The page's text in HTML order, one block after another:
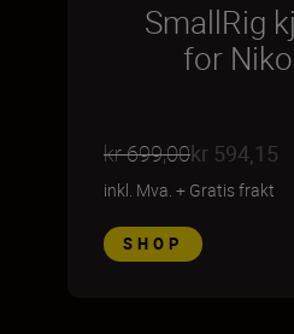
SmallRig
for
kr 699,00kr 594,15
inkl. Mva. + Gratis frakt
SHOP